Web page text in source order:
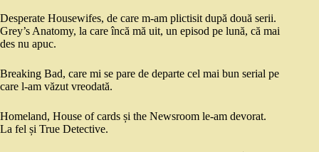
Desperate Housewifes, de care m-am plictisit după două serii.
Grey’s Anatomy, la care încă mă uit, un episod pe lună, că mai
des nu apuc.
Breaking Bad, care mi se pare de departe cel mai bun serial pe
care l-am văzut vreodată.
Homeland, House of cards și the Newsroom le-am devorat.
La fel și True Detective.